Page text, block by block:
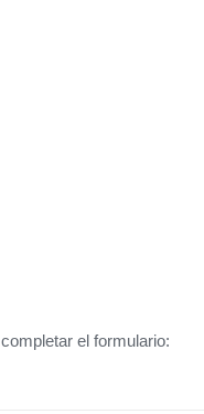
el formulario: